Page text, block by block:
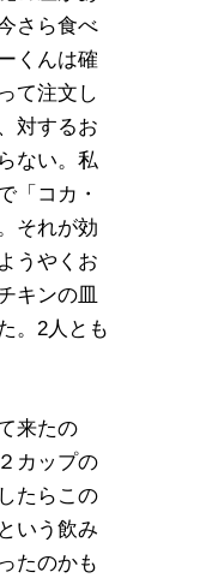
さら食べ
くんは確
て注文し
対するお
ない。私
「コカ・
それが効
うやくお
キンの皿
。2人とも
来たの
カップの
たらこの
いう飲み
たのかも